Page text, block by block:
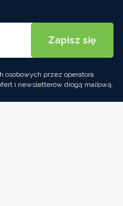
osobowych przez operatora
i newsletterów drogą mailową.